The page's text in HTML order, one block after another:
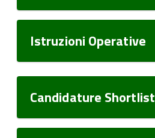
Istruzioni Operative
Candidature Shortlist